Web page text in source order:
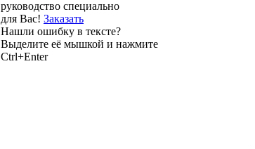
руководство специально
для Вас! Заказать
Нашли ошибку в тексте?
Выделите её мышкой и нажмите
Ctrl+Enter